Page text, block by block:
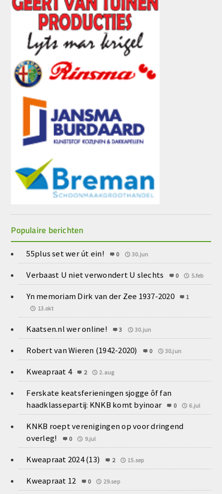
Populaire berichten
55plus set wer út ein! 0 30.jun
Verbaast U niet verwondert U slechts 0 5.feb
Yn memoriam Dirk van der Zee 1937-2020
1
13.okt
Kaatsen.nl wer online! 3 30.jun
Robert van Wieren (1942-2020) 0 30.jun
Kweapraat 4 2 2.aug
Ferskate keatsferieningen sjogge ôf fan
haadklassepartij: KNKB komt byinoar
0 6.jul
KNKB roept verenigingen op voor dringend
overleg!
0 9.jul
Kweapraat 2024 (13) 2 15.sep
Kweapraat 12 0 29.sep